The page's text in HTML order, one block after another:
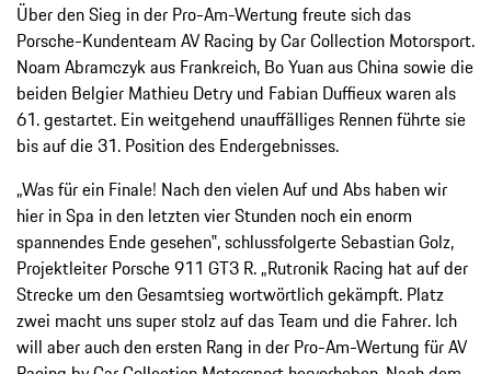
Über den Sieg in der Pro-Am-Wertung freute sich das
Porsche-Kundenteam AV Racing by Car Collection Motorsport.
Noam Abramczyk aus Frankreich, Bo Yuan aus China sowie die
beiden Belgier Mathieu Detry und Fabian Duffieux waren als
61. gestartet. Ein weitgehend unauffälliges Rennen führte sie
bis auf die 31. Position des Endergebnisses.
„Was für ein Finale! Nach den vielen Auf und Abs haben wir
hier in Spa in den letzten vier Stunden noch ein enorm
spannendes Ende gesehen‟, schlussfolgerte Sebastian Golz,
Projektleiter Porsche 911 GT3 R. „Rutronik Racing hat auf der
Strecke um den Gesamtsieg wortwörtlich gekämpft. Platz
zwei macht uns super stolz auf das Team und die Fahrer. Ich
will aber auch den ersten Rang in der Pro-Am-Wertung für AV